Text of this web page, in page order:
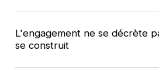
L'engagement ne se décrète
se construit